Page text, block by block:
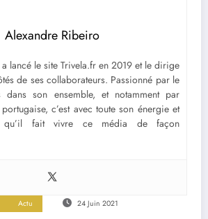
Alexandre Ribeiro
lancé le site Trivela.fr en 2019 et le dirige
de ses collaborateurs. Passionné par le
dans son ensemble, et notamment par
c’est avec toute son énergie et
qu’il fait vivre ce média de façon
Actu 24 Juin 2021